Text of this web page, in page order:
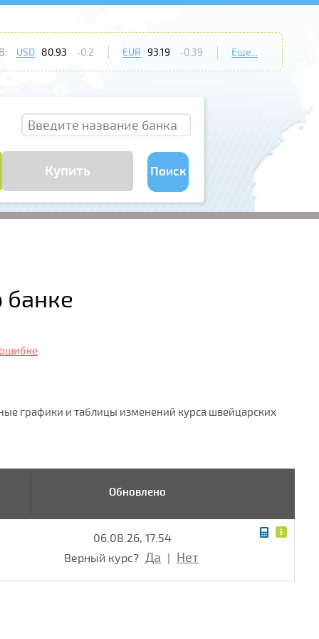
USD 80.93 -0.2 EUR 93.19 -0.39 Еще...
Купить Поиск
графики и таблицы изменений курса швейцарских
Обновлено
06.08.26, 17:54
Верный курс? Да Нет